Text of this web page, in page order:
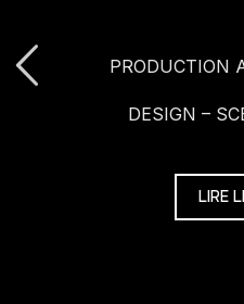
PRODUCTION
DESIGN –
LIRE